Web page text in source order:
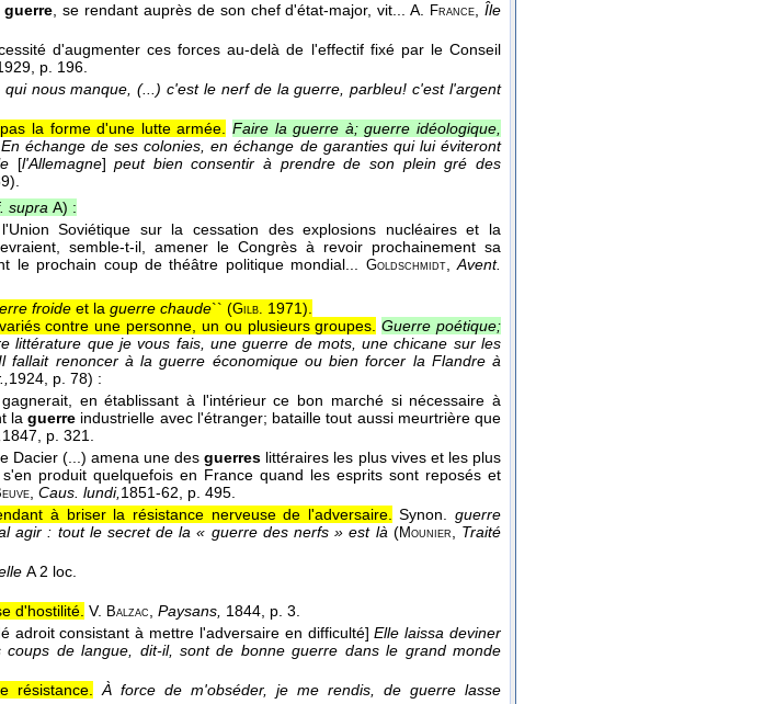
guerre, se rendant auprès de son chef d'état-major, vit...A. France,Île
d'augmenter ces forces au-delà de l'effectif fixé par le Conseil
, p. 196.
qui nous manque, (...) c'est le nerf de la guerre, parbleu! c'est l'argent
la forme d'une lutte armée. Faire la guerre à; guerre idéologique,
En échange de ses colonies, en échange de garanties qui lui éviteront
[l'Allemagne]peut bien consentir à prendre de son plein gré des
supra A) :
Soviétique sur la cessation des explosions nucléaires et la
semble-t-il, amener le Congrès à revoir prochainement sa
le prochain coup de théâtre politique mondial... Goldschmidt,Avent.
froide et la guerre chaude`` (Gilb. 1971).
contre une personne, un ou plusieurs groupes. Guerre poétique;
littérature que je vous fais, une guerre de mots, une chicane sur les
fallait renoncer à la guerre économique ou bien forcer la Flandre à
1924, p. 78) :
en établissant à l'intérieur ce bon marché si nécessaire à
laguerre industrielle avec l'étranger; bataille tout aussi meurtrière que
1847, p. 321.
Dacier (...) amena une desguerres littéraires les plus vives et les plus
produit quelquefois en France quand les esprits sont reposés et
, Caus. lundi,1851-62, p. 495.
à briser la résistance nerveuse de l'adversaire. Synon. guerre
agir : tout le secret de la « guerre des nerfs » est là (Mounier, Traité
A 2 loc.
d'hostilité. V. Balzac, Paysans, 1844, p. 3.
adroit consistant à mettre l'adversaire en difficulté] Elle laissa deviner
de langue, dit-il, sont de bonne guerre dans le grand monde
résistance. À force de m'obséder, je me rendis, de guerre lasse